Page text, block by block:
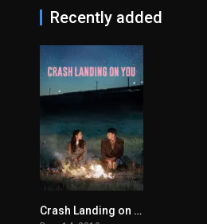
Recently added
8.601Crash Landing on You